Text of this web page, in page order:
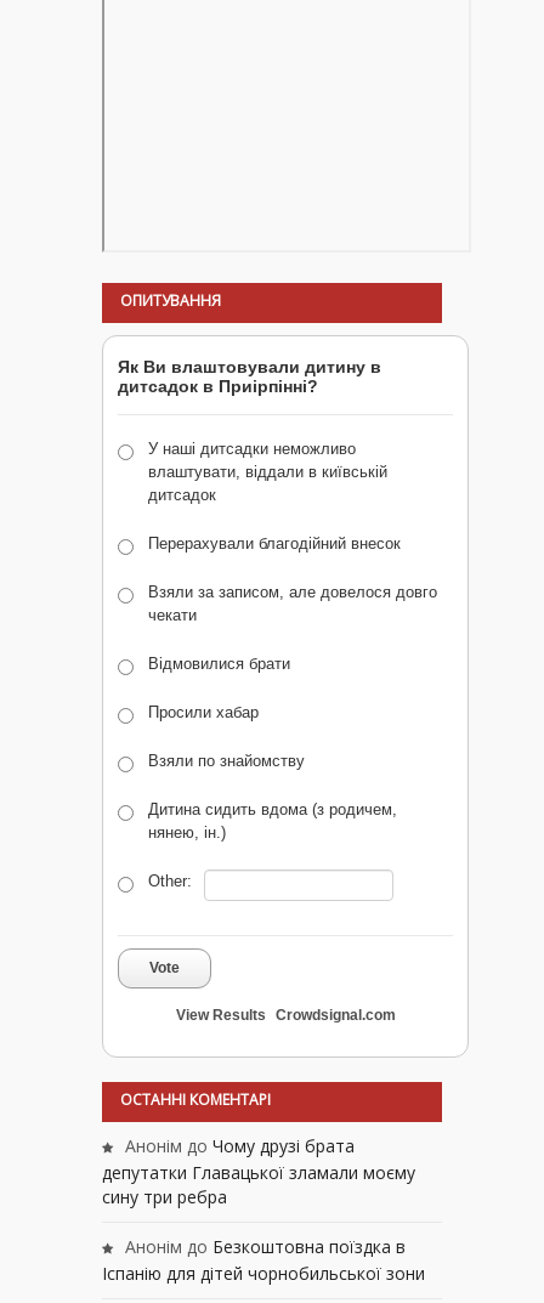
ОПИТУВАННЯ
Як Ви влаштовували дитину в
дитсадок в Приірпінні?
У наші дитсадки неможливо
влаштувати, віддали в київській
дитсадок
Перерахували благодійний внесок
Взяли за записом, але довелося довго
чекати
Відмовилися брати
Просили хабар
Взяли по знайомству
Дитина сидить вдома (з родичем,
нянею, ін.)
Other:
Vote
View Results Crowdsignal.com
ОСТАННІ КОМЕНТАРІ
Анонім до Чому друзі брата
депутатки Главацької зламали моєму
сину три ребра
Анонім до Безкоштовна поїздка в
Іспанію для дітей чорнобильської зони